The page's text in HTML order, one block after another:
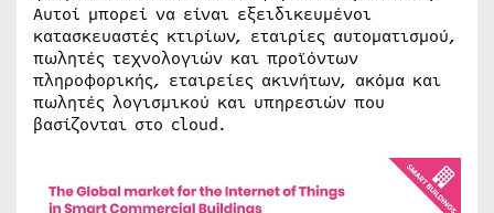
Αυτοί μπορεί να είναι εξειδικευμένοι
κατασκευαστές κτιρίων, εταιρίες αυτοματισμού,
πωλητές τεχνολογιών και προϊόντων
πληροφορικής, εταιρείες ακινήτων, ακόμα και
πωλητές λογισμικού και υπηρεσιών που
βασίζονται στο cloud.